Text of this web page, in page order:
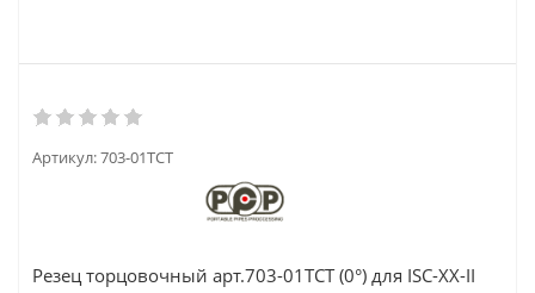
Артикул:703-01TCT
Резец торцовочный арт.703-01ТСТ (0°) для ISC-XX-II